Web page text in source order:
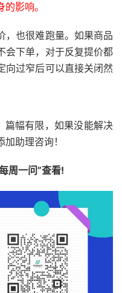
影响。
，也很难跑量。如果商品
会下单，对于反复提价都
向过窄后可以直接关闭然
篇幅有限，如果没能解决
助理咨询！
周一问”查看!